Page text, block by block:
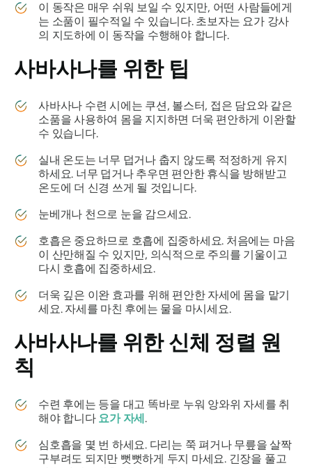
이 동작은 매우 쉬워 보일 수 있지만, 어떤 사람들에게
는 소품이 필수적일 수 있습니다. 초보자는 요가 강사
의 지도하에 이 동작을 수행해야 합니다.
사바사나를 위한 팁
사바사나 수련 시에는 쿠션, 볼스터, 접은 담요와 같은
소품을 사용하여 몸을 지지하면 더욱 편안하게 이완할
수 있습니다.
실내 온도는 너무 덥거나 춥지 않도록 적정하게 유지
하세요. 너무 덥거나 추우면 편안한 휴식을 방해받고
온도에 더 신경 쓰게 될 것입니다.
눈베개나 천으로 눈을 감으세요.
호흡은 중요하므로 호흡에 집중하세요. 처음에는 마음
이 산만해질 수 있지만, 의식적으로 주의를 기울이고
다시 호흡에 집중하세요.
더욱 깊은 이완 효과를 위해 편안한 자세에 몸을 맡기
세요. 자세를 마친 후에는 물을 마시세요.
사바사나를 위한 신체 정렬 원
칙
수련 후에는 등을 대고 똑바로 누워 앙와위 자세를 취
해야 합니다 요가 자세.
심호흡을 몇 번 하세요. 다리는 쭉 펴거나 무릎을 살짝
구부려도 되지만 뻣뻣하게 두지 마세요. 긴장을 풀고